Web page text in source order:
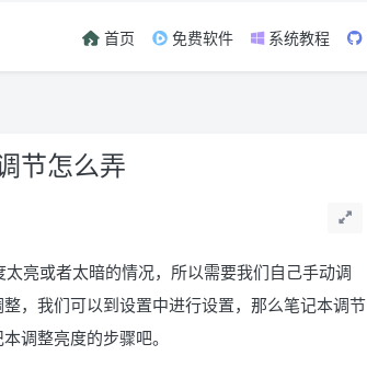
首页 免费软件 系统教程
节怎么弄
亮或者太暗的情况，所以需要我们自己手动调
，我们可以到设置中进行设置，那么笔记本调节
调整亮度的步骤吧。